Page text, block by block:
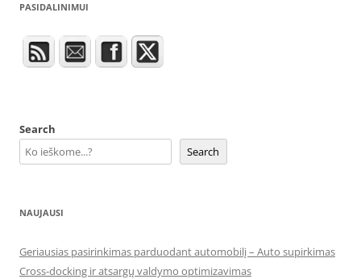
PASIDALINIMUI
Search
Search
NAUJAUSI
Geriausias pasirinkimas parduodant automobilį – Auto supirkimas
Cross-docking ir atsargų valdymo optimizavimas